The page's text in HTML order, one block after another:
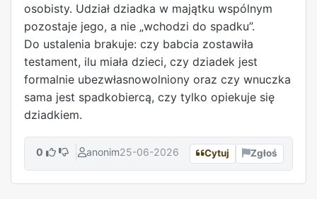
osobisty. Udział dziadka w majątku wspólnym
pozostaje jego, a nie „wchodzi do spadku”.
Do ustalenia brakuje: czy babcia zostawiła
testament, ilu miała dzieci, czy dziadek jest
formalnie ubezwłasnowolniony oraz czy wnuczka
sama jest spadkobiercą, czy tylko opiekuje się
dziadkiem.
0 anonim25-06-2026 Cytuj Zgłoś